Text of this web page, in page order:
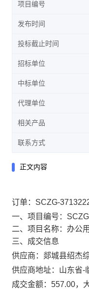
项目编号
发布时间
投标截止时间
招标单位
中标单位
代理单位
相关产品
联系方式
正文内容
订单：SCZG-
一、项目编号：
二、项目名称：办公
三、成交信息
供应商：郯城县绍杰
供应商地址：山东省-
成交金额：557.00，